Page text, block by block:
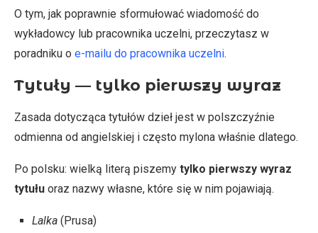
O tym, jak poprawnie sformułować wiadomość do
wykładowcy lub pracownika uczelni, przeczytasz w
poradniku o e-mailu do pracownika uczelni.
Tytuły — tylko pierwszy wyraz
Zasada dotycząca tytułów dzieł jest w polszczyźnie
odmienna od angielskiej i często mylona właśnie dlatego.
Po polsku: wielką literą piszemy tylko pierwszy wyraz
tytułu oraz nazwy własne, które się w nim pojawiają.
Lalka (Prusa)